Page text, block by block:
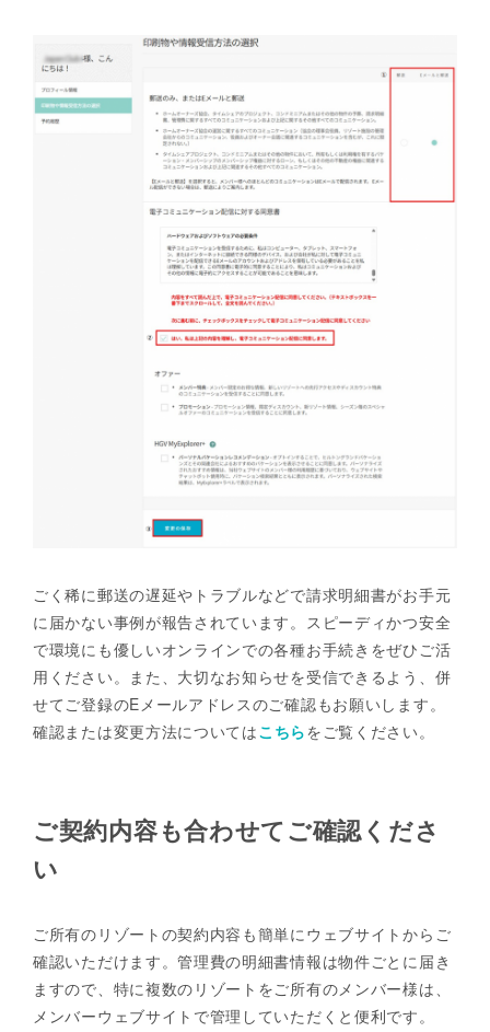
ごく稀に郵送の遅延やトラブルなどで請求明細書がお手元
に届かない事例が報告されています。スピーディかつ安全
で環境にも優しいオンラインでの各種お手続きをぜひご活
用ください。また、大切なお知らせを受信できるよう、併
せてご登録のEメールアドレスのご確認もお願いします。
確認または変更方法についてはこちらをご覧ください。
ご契約内容も合わせてご確認くださ
い
ご所有のリゾートの契約内容も簡単にウェブサイトからご
確認いただけます。管理費の明細書情報は物件ごとに届き
ますので、特に複数のリゾートをご所有のメンバー様は、
メンバーウェブサイトで管理していただくと便利です。